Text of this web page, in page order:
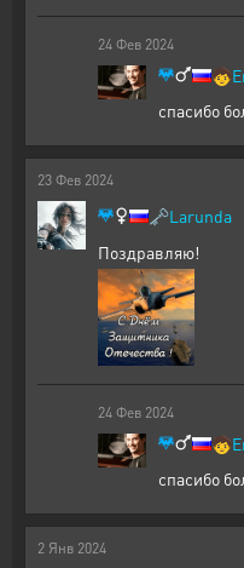
24 Фев 2024
🧒
спасибо
23 Фев 2024
🗝️Larunda
Поздравляю!
24 Фев 2024
🧒
спасибо
2 Янв 2024